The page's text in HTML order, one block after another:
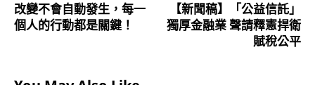
改變不會自動發生，每一
個人的行動都是關鍵！
【新聞稿】「公益信託」
獨厚金融業 聲請釋憲捍衛
賦稅公平